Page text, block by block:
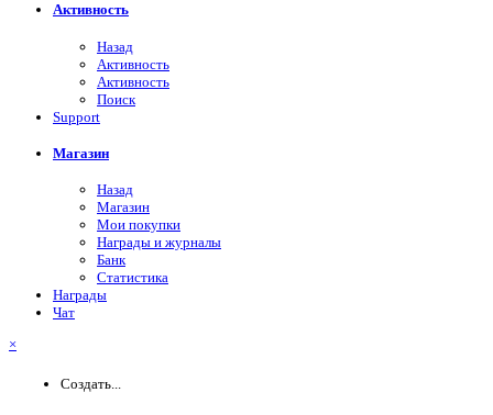
Активность
Назад
Активность
Активность
Поиск
Support
Магазин
Назад
Магазин
Мои покупки
Награды и журналы
Банк
Статистика
Награды
Чат
×
Создать...